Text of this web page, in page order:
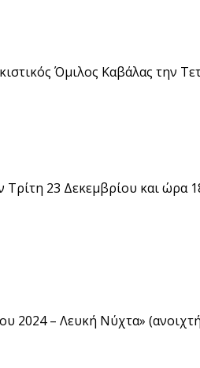
Όμιλος Καβάλας την
23 Δεκεμβρίου και ώρα
2024 – Λευκή Νύχτα»